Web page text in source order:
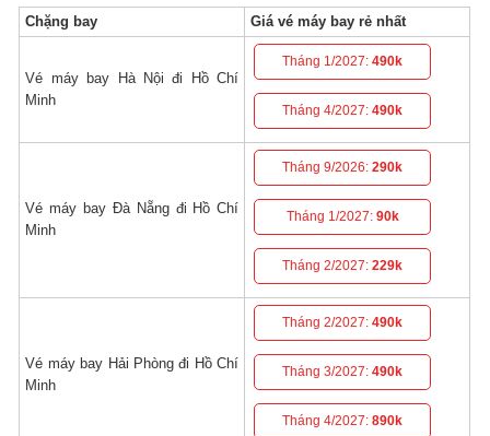
Chặng bay Giá vé máy bay rẻ nhất
Vé máy bay Hà Nội đi Hồ Chí
Minh
Tháng 1/2027:490k
Tháng 4/2027:490k
Vé máy bay Đà Nẵng đi Hồ Chí
Minh
Tháng 9/2026:290k
Tháng 1/2027: 90k
Tháng 2/2027:229k
Vé máy bay Hải Phòng đi Hồ Chí
Minh
Tháng 2/2027:490k
Tháng 3/2027:490k
Tháng 4/2027:890k